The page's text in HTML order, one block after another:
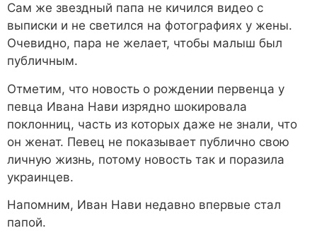
Сам же звездный папа не кичился видео с
выписки и не светился на фотографиях у жены.
Очевидно, пара не желает, чтобы малыш был
публичным.
Отметим, что новость о рождении первенца у
певца Ивана Нави изрядно шокировала
поклонниц, часть из которых даже не знали, что
он женат. Певец не показывает публично свою
личную жизнь, потому новость так и поразила
украинцев.
Напомним, Иван Нави недавно впервые стал
папой.